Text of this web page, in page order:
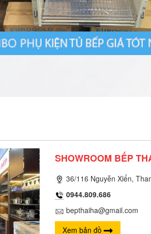
SHOWROOM BẾP
36/116 Nguyễn Xiển,
0944.809.686
bepthaiha@gmail.com
Xem bản đồ